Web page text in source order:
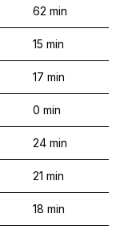
62 min
15 min
17 min
0 min
24 min
21 min
18 min